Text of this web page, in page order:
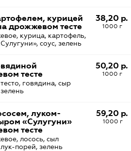
38,20 р.
1000 г
курицей
дрожжевом тесте
курица, картофель,
соус, зелень
50,20 р.
1000 г
тесте
говядина, сыр
59,20 р.
1000 г
луком-
«Сулугуни»
тесте
лосось, сыл
порей, зелень